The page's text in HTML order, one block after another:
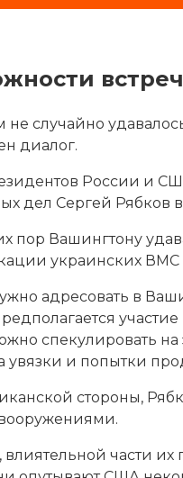
случайно
диалог.
России и
дел Сергей
пор Вашингтону
украинских
адресовать в
спекулировать
и попытки
стороны,
части